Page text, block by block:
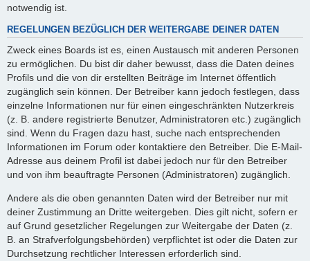
notwendig ist.
REGELUNGEN BEZÜGLICH DER WEITERGABE DEINER DATEN
Zweck eines Boards ist es, einen Austausch mit anderen Personen
zu ermöglichen. Du bist dir daher bewusst, dass die Daten deines
Profils und die von dir erstellten Beiträge im Internet öffentlich
zugänglich sein können. Der Betreiber kann jedoch festlegen, dass
einzelne Informationen nur für einen eingeschränkten Nutzerkreis
(z. B. andere registrierte Benutzer, Administratoren etc.) zugänglich
sind. Wenn du Fragen dazu hast, suche nach entsprechenden
Informationen im Forum oder kontaktiere den Betreiber. Die E-Mail-
Adresse aus deinem Profil ist dabei jedoch nur für den Betreiber
und von ihm beauftragte Personen (Administratoren) zugänglich.
Andere als die oben genannten Daten wird der Betreiber nur mit
deiner Zustimmung an Dritte weitergeben. Dies gilt nicht, sofern er
auf Grund gesetzlicher Regelungen zur Weitergabe der Daten (z.
B. an Strafverfolgungsbehörden) verpflichtet ist oder die Daten zur
Durchsetzung rechtlicher Interessen erforderlich sind.